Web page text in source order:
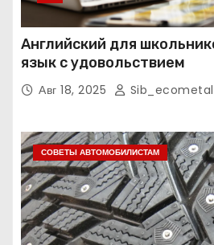
Английский для
язык с удовольствием
Авг 18, 2025 Sib_ecometal
СОВЕТЫ АВТОМОБИЛИСТАМ